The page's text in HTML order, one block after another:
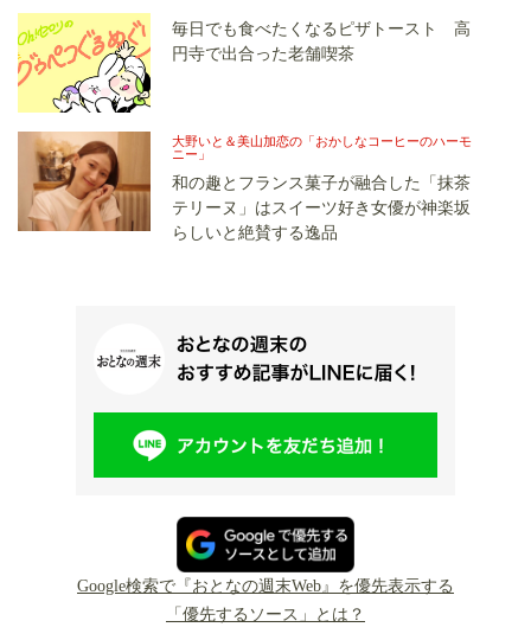
毎日でも食べたくなるピザトースト 高
円寺で出合った老舗喫茶
大野いと＆美山加恋の「おかしなコーヒーのハーモ
ニー」
和の趣とフランス菓子が融合した「抹茶
テリーヌ」はスイーツ好き女優が神楽坂
らしいと絶賛する逸品
Google検索で『おとなの週末Web』を優先表示する
「優先するソース」とは？